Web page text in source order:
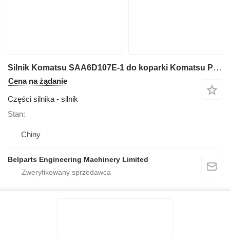
Silnik Komatsu SAA6D107E-1 do koparki Komatsu PC200-8 PC210-8 PC220-8 PC228USLC-8 PC270-8
Cena na żądanie
Części silnika - silnik
Stan
Chiny
Belparts Engineering Machinery Limited